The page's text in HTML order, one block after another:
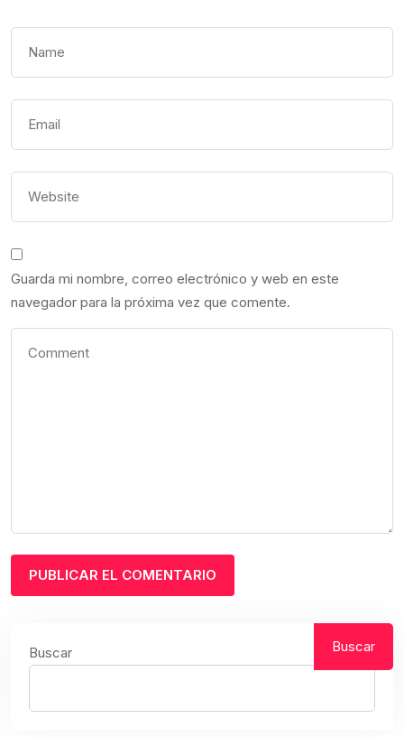
Guarda mi nombre, correo electrónico y web en este
navegador para la próxima vez que comente.
Buscar Buscar